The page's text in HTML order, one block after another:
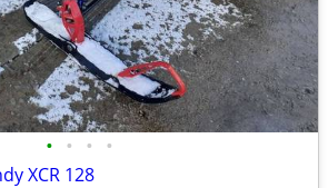
• • • •
XCR 128